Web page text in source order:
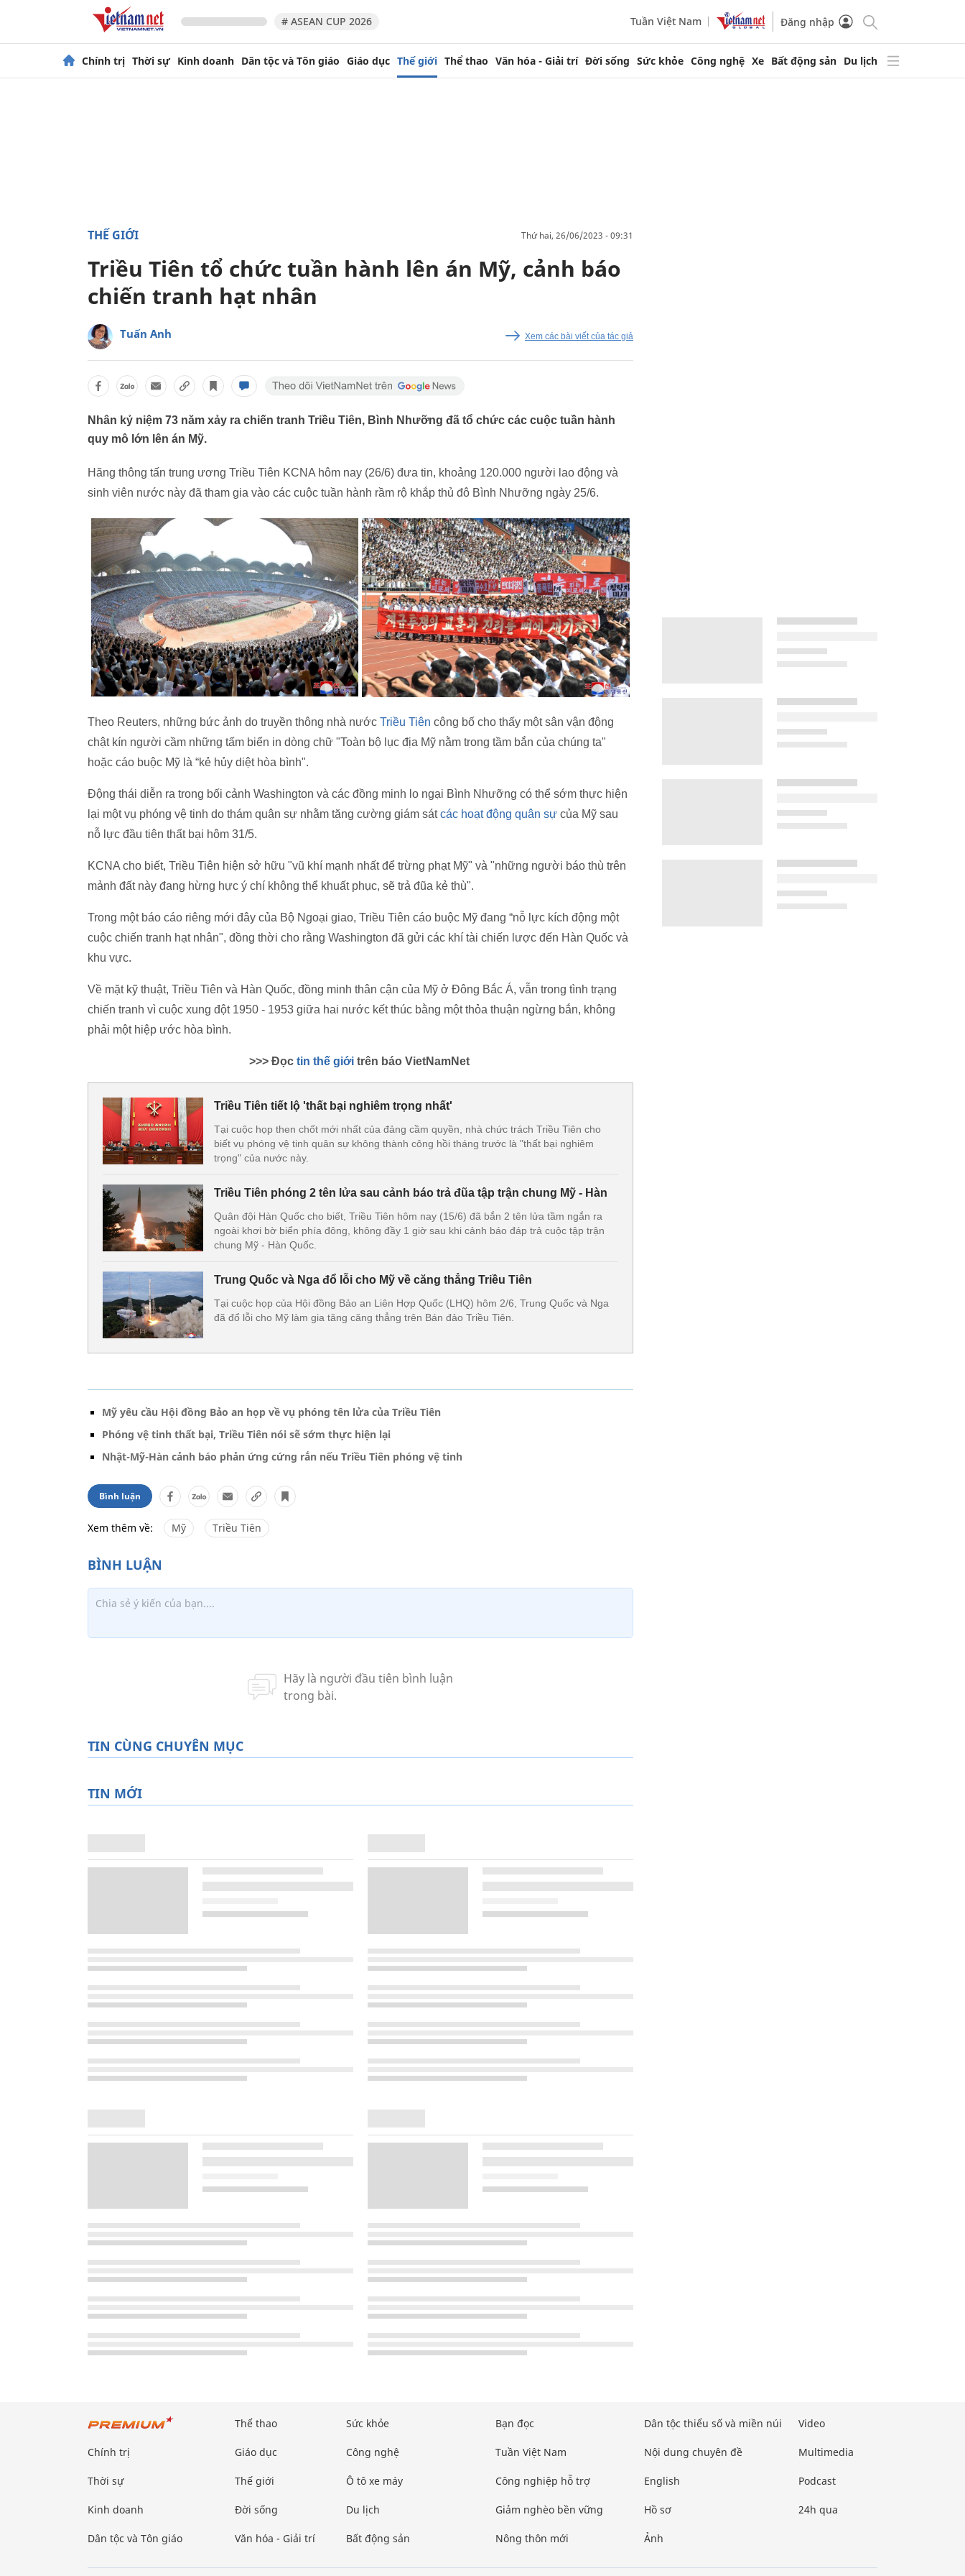
# ASEAN CUP 2026 Tuần Việt Nam Đăng nhập
Chính trị Thời sự Kinh doanh Dân tộc và Tôn giáo Giáo dục Thế giới Thể thao Văn hóa - Giải trí Đời sống Sức khỏe Công nghệ Xe Bất động sản Du lịch
THẾ GIỚI thứ hai, 26/06/2023 - 09:31
Triều Tiên tổ chức tuần hành lên án Mỹ, cảnh báo
chiến tranh hạt nhân
Tuấn Anh Xem các bài viết của tác giả
Nhân kỷ niệm 73 năm xảy ra chiến tranh Triều Tiên, Bình Nhưỡng đã tổ chức các cuộc tuần hành
quy mô lớn lên án Mỹ.
Hãng thông tấn trung ương Triều Tiên KCNA hôm nay (26/6) đưa tin, khoảng 120.000 người lao động và
sinh viên nước này đã tham gia vào các cuộc tuần hành rầm rộ khắp thủ đô Bình Nhưỡng ngày 25/6.
Theo Reuters, những bức ảnh do truyền thông nhà nước Triều Tiên công bố cho thấy một sân vận động
chật kín người cầm những tấm biển in dòng chữ "Toàn bộ lục địa Mỹ nằm trong tầm bắn của chúng ta"
hoặc cáo buộc Mỹ là “kẻ hủy diệt hòa bình".
Động thái diễn ra trong bối cảnh Washington và các đồng minh lo ngại Bình Nhưỡng có thể sớm thực hiện
lại một vụ phóng vệ tinh do thám quân sự nhằm tăng cường giám sátcác hoạt động quân sự của Mỹ sau
nỗ lực đầu tiên thất bại hôm 31/5.
KCNA cho biết, Triều Tiên hiện sở hữu "vũ khí mạnh nhất để trừng phạt Mỹ" và "những người báo thù trên
mảnh đất này đang hừng hực ý chí không thể khuất phục, sẽ trả đũa kẻ thù".
Trong một báo cáo riêng mới đây của Bộ Ngoại giao, Triều Tiên cáo buộc Mỹ đang “nỗ lực kích động một
cuộc chiến tranh hạt nhân", đồng thời cho rằng Washington đã gửi các khí tài chiến lược đến Hàn Quốc và
khu vực.
Về mặt kỹ thuật, Triều Tiên và Hàn Quốc, đồng minh thân cận của Mỹ ở Đông Bắc Á, vẫn trong tình trạng
chiến tranh vì cuộc xung đột 1950 - 1953 giữa hai nước kết thúc bằng một thỏa thuận ngừng bắn, không
phải một hiệp ước hòa bình.
>>> Đọc tin thế giớitrên báo VietNamNet
Triều Tiên tiết lộ 'thất bại nghiêm trọng nhất'
Tại cuộc họp then chốt mới nhất của đảng cầm quyền, nhà chức trách Triều Tiên cho
biết vụ phóng vệ tinh quân sự không thành công hồi tháng trước là "thất bại nghiêm
trọng" của nước này.
Triều Tiên phóng 2 tên lửa sau cảnh báo trả đũa tập trận chung Mỹ - Hàn
Quân đội Hàn Quốc cho biết, Triều Tiên hôm nay (15/6) đã bắn 2 tên lửa tầm ngắn ra
ngoài khơi bờ biển phía đông, không đầy 1 giờ sau khi cảnh báo đáp trả cuộc tập trận
chung Mỹ - Hàn Quốc.
Trung Quốc và Nga đổ lỗi cho Mỹ về căng thẳng Triều Tiên
Tại cuộc họp của Hội đồng Bảo an Liên Hợp Quốc (LHQ) hôm 2/6, Trung Quốc và Nga
đã đổ lỗi cho Mỹ làm gia tăng căng thẳng trên Bán đảo Triều Tiên.
Mỹ yêu cầu Hội đồng Bảo an họp về vụ phóng tên lửa của Triều Tiên
Phóng vệ tinh thất bại, Triều Tiên nói sẽ sớm thực hiện lại
Nhật-Mỹ-Hàn cảnh báo phản ứng cứng rắn nếu Triều Tiên phóng vệ tinh
Bình luận
Xem thêm về: Mỹ Triều Tiên
TIN CÙNG CHUYÊN MỤC
TIN MỚI
Chính trị
Thời sự
Kinh doanh
Dân tộc và Tôn giáo
Thể thao
Giáo dục
Thế giới
Đời sống
Văn hóa - Giải trí
Sức khỏe
Công nghệ
Ô tô xe máy
Du lịch
Bất động sản
Bạn đọc
Tuần Việt Nam
Công nghiệp hỗ trợ
Giảm nghèo bền vững
Nông thôn mới
Dân tộc thiểu số và miền núi
Nội dung chuyên đề
English
Hồ sơ
Ảnh
Video
Multimedia
Podcast
24h qua